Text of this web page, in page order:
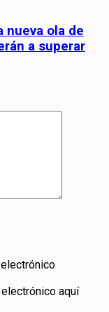
nueva ola de
a superar
aquí